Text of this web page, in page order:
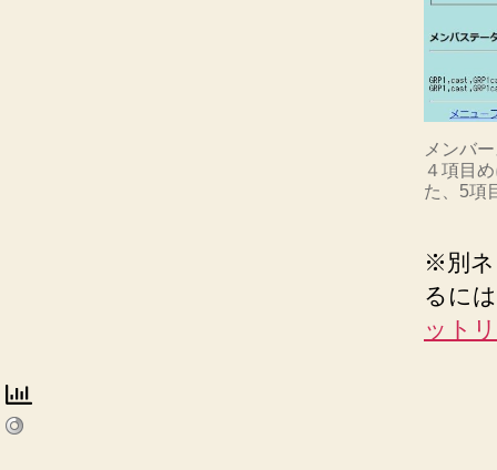
メンバ
４項目
た、5項
※別ネ
るに
ット